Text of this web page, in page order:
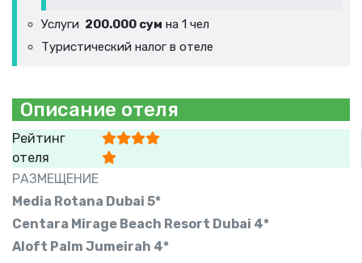
Услуги 200.000 сум на 1 чел
Туристический налог в отеле
Описание отеля
Рейтинг
отеля
РАЗМЕЩЕНИЕ
Media Rotana Dubai 5*
Centara Mirage Beach Resort Dubai 4*
Aloft Palm Jumeirah 4*